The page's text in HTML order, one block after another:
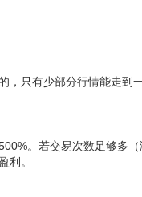
，只有少部分行情能走到
。若交易次数足够多
利。